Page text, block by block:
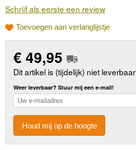
Schrijf als eerste een review
Toevoegen aan verlanglijstje
€49,95
Dit artikel is (tijdelijk) niet leverbaar
Weer leverbaar? Stuur mij een e-mail!
Houd mij op de hoogte